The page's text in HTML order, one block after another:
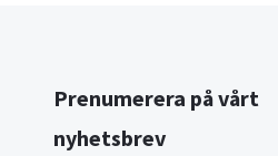
Prenumerera på vårt
nyhetsbrev